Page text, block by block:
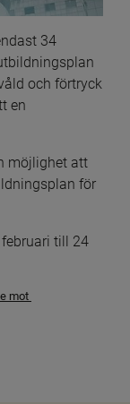
34
och förtryck
en
möjlighet att
för
till 24
mot